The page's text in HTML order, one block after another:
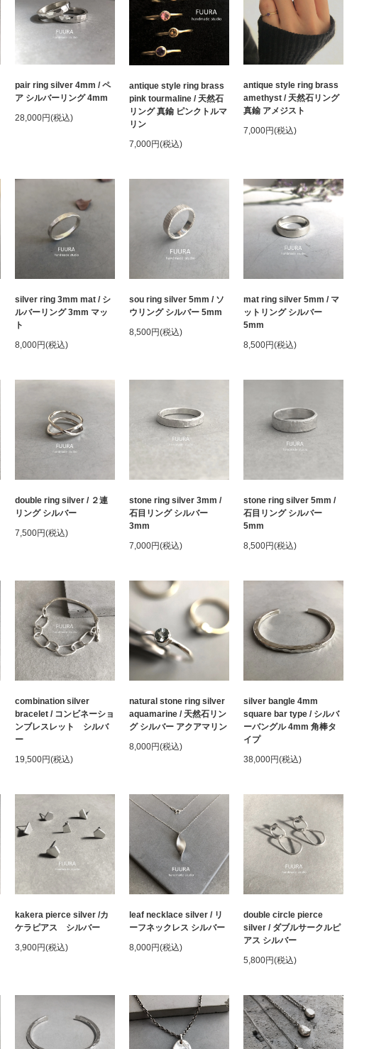
pair ring silver 4mm / ペ
ア シルバーリング 4mm
28,000円(税込)
antique style ring brass
pink tourmaline / 天然石
リング 真鍮 ピンクトルマ
リン
7,000円(税込)
antique style ring brass
amethyst / 天然石リング
真鍮 アメジスト
7,000円(税込)
silver ring 3mm mat / シ
ルバーリング 3mm マッ
ト
8,000円(税込)
sou ring silver 5mm / ソ
ウリング シルバー 5mm
8,500円(税込)
mat ring silver 5mm / マ
ットリング シルバー
5mm
8,500円(税込)
double ring silver / ２連
リング シルバー
7,500円(税込)
stone ring silver 3mm /
石目リング シルバー
3mm
7,000円(税込)
stone ring silver 5mm /
石目リング シルバー
5mm
8,500円(税込)
combination silver
bracelet / コンビネーショ
ンブレスレット シルバ
ー
19,500円(税込)
natural stone ring silver
aquamarine / 天然石リン
グ シルバー アクアマリン
8,000円(税込)
silver bangle 4mm
square bar type / シルバ
ーバングル 4mm 角棒タ
イプ
38,000円(税込)
kakera pierce silver /カ
ケラピアス シルバー
3,900円(税込)
leaf necklace silver / リ
ーフネックレス シルバー
8,000円(税込)
double circle pierce
silver / ダブルサークルピ
アス シルバー
5,800円(税込)